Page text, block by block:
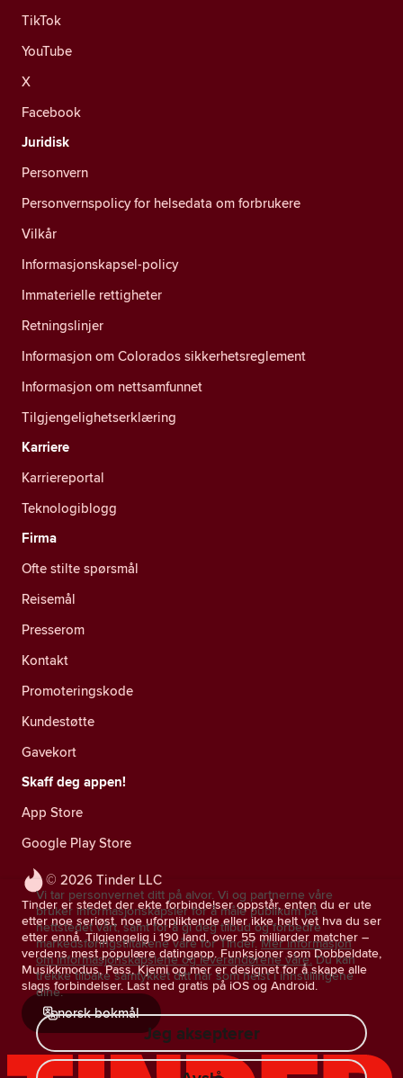
© 2026 Tinder LLC
Tinder er stedet der ekte forbindelser oppstår, enten du er ute
etter noe seriøst, noe uforpliktende eller ikke helt vet hva du ser
etter ennå. Tilgjengelig i 190 land, over 55 milliarder matcher –
verdens mest populære datingapp. Funksjoner som Dobbeldate,
Musikkmodus, Pass, Kjemi og mer er designet for å skape alle
slags forbindelser. Last ned gratis på iOS og Android.
norsk bokmål
TikTok
YouTube
X
Facebook
Juridisk
Personvern
Personvernspolicy for helsedata om forbrukere
Vilkår
Informasjonskapsel-policy
Immaterielle rettigheter
Retningslinjer
Informasjon om Colorados sikkerhetsreglement
Informasjon om nettsamfunnet
Tilgjengelighetserklæring
Karriere
Karriereportal
Teknologiblogg
Firma
Ofte stilte spørsmål
Reisemål
Presserom
Kontakt
Promoteringskode
Kundestøtte
Gavekort
Skaff deg appen!
App Store
Google Play Store
Vi tar personvernet ditt på alvor. Vi og partnerne våre
bruker informasjonskapsler for å måle publikum på
nettstedet vårt, samt for å gi deg tilbud og forbedre
markedsføringstiltakene våre for Tinder. Mer informasjon
om informasjonskapslene og leverandørene våre. Du kan
trekke tilbake samtykket ditt når som helst i innstillingene
dine.
Jeg aksepterer